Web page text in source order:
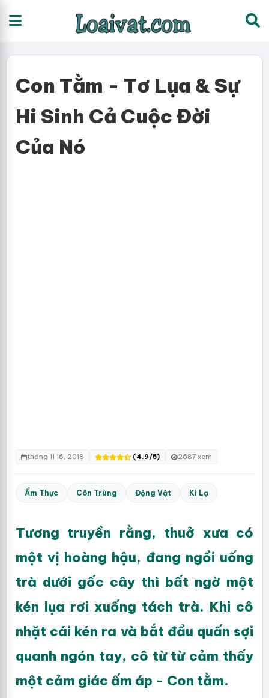
Con Tằm - Tơ Lụa & Sự
Hi Sinh Cả Cuộc Đời
Của Nó
tháng 11 16, 2018 (4.9/5) 2687 xem
Ẩm Thực Côn Trùng Động Vật Kì Lạ
Tương truyền rằng, thuở xưa có
một vị hoàng hậu, đang ngồi uống
trà dưới gốc cây thì bất ngờ một
kén lụa rơi xuống tách trà. Khi cô
nhặt cái kén ra và bắt đầu quấn sợi
quanh ngón tay, cô từ từ cảm thấy
một cảm giác ấm áp - Con tằm.